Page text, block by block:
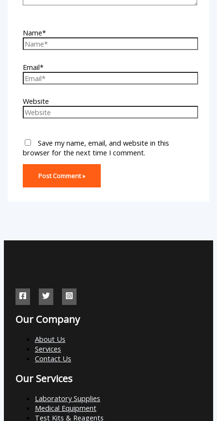
Name*
Email*
Website
Save my name, email, and website in this
browser for the next time I comment.
Our Company
About Us
Services
Contact Us
Our Services
Laboratory Supplies
Medical Equipment
Test Kits & Reagents